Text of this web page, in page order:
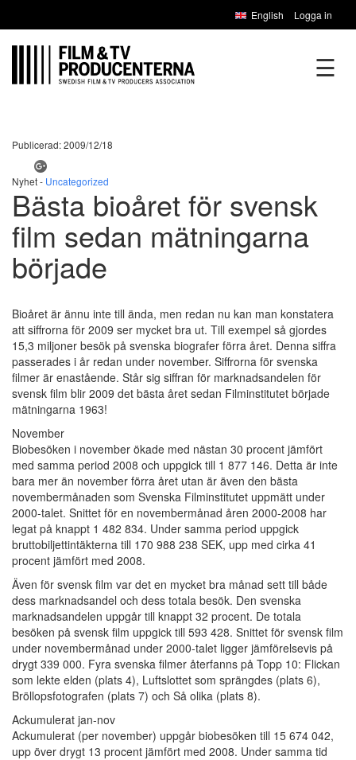
English Logga in
☰
Publicerad: 2009/12/18
Nyhet - Uncategorized
Bästa bioåret för svensk
film sedan mätningarna
började
Bioåret är ännu inte till ända, men redan nu kan man konstatera
att siffrorna för 2009 ser mycket bra ut. Till exempel så gjordes
15,3 miljoner besök på svenska biografer förra året. Denna siffra
passerades i år redan under november. Siffrorna för svenska
filmer är enastående. Står sig siffran för marknadsandelen för
svensk film blir 2009 det bästa året sedan Filminstitutet började
mätningarna 1963!
November
Biobesöken i november ökade med nästan 30 procent jämfört
med samma period 2008 och uppgick till 1 877 146. Detta är inte
bara mer än november förra året utan är även den bästa
novembermånaden som Svenska Filminstitutet uppmätt under
2000-talet. Snittet för en novembermånad åren 2000-2008 har
legat på knappt 1 482 834. Under samma period uppgick
bruttobiljettintäkterna till 170 988 238 SEK, upp med cirka 41
procent jämfört med 2008.
Även för svensk film var det en mycket bra månad sett till både
dess marknadsandel och dess totala besök. Den svenska
marknadsandelen uppgår till knappt 32 procent. De totala
besöken på svensk film uppgick till 593 428. Snittet för svensk film
under novembermånad under 2000-talet ligger jämförelsevis på
drygt 339 000. Fyra svenska filmer återfanns på Topp 10: Flickan
som lekte elden (plats 4), Luftslottet som sprängdes (plats 6),
Bröllopsfotografen (plats 7) och Så olika (plats 8).
Ackumulerat jan-nov
Ackumulerat (per november) uppgår biobesöken till 15 674 042,
upp över drygt 13 procent jämfört med 2008. Under samma tid